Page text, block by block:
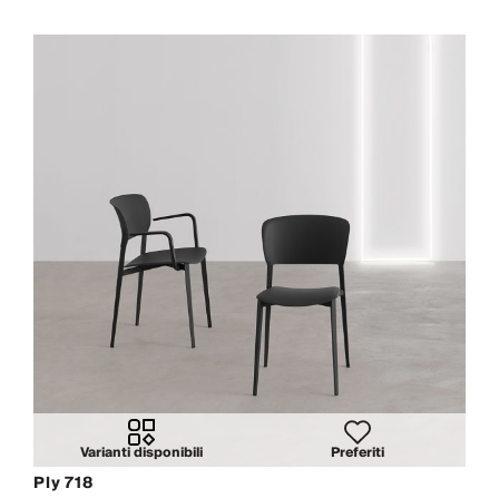
Varianti disponibili Preferiti
Ply 718